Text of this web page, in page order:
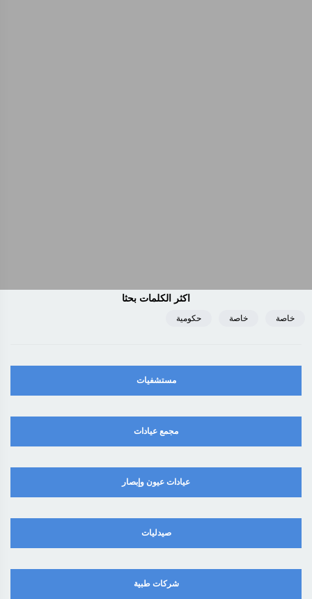
اكثر الكلمات بحثا
خاصة خاصة حكومية
مستشفيات
مجمع عيادات
عيادات عيون وإبصار
صيدليات
شركات طبية